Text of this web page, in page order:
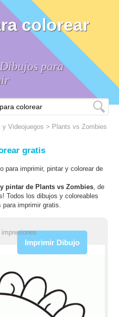
colorear
para
y Videojuegos > Plants vs Zombies
gratis
para imprimir, pintar y colorear de
pintar de Plants vs Zombies, de
Todos los dibujos y coloreables
para imprimir gratis.
impresiones
Imprimir Dibujo